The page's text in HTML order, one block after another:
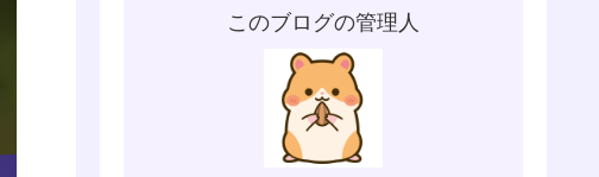
このブログの管理人